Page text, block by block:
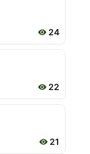
24
22
21